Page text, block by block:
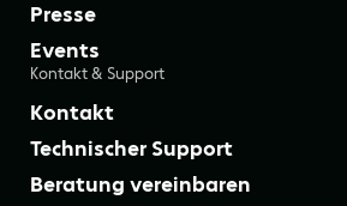
Presse
Events
Kontakt & Support
Kontakt
Technischer Support
Beratung vereinbaren